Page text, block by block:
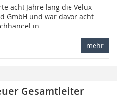
acht Jahre lang die Velux
GmbH und war davor acht
in...
mehr
Gesamtleiter